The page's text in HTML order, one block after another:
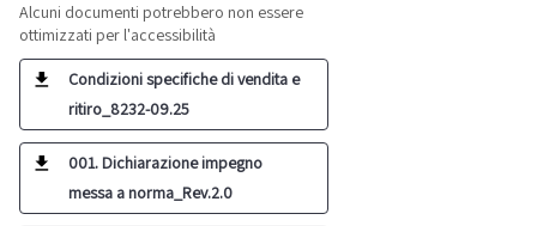
Alcuni documenti potrebbero non essere
ottimizzati per l'accessibilità
Condizioni specifiche di vendita e
ritiro_8232-09.25
001. Dichiarazione impegno
messa a norma_Rev.2.0